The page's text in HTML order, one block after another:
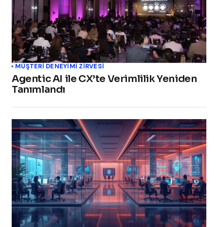
MÜŞTERİ DENEYİMİ ZİRVESİ
Agentic AI ile CX’te Verimlilik Yeniden
Tanımlandı